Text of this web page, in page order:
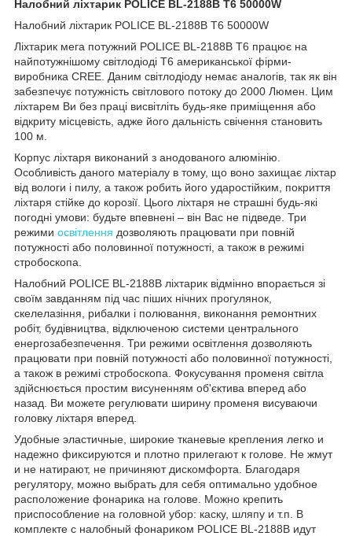
Налобний ліхтарик POLICE BL-2188B T6 50000W
Налобний ліхтарик POLICE BL-2188B T6 50000W
Ліхтарик мега потужний POLICE BL-2188B T6 працює на
найпотужнішому світлодіоді T6 американської фірми-
виробника CREE. Даним світлодіоду немає аналогів, так як він
забезпечує потужність світлового потоку до 2000 Люмен. Цим
ліхтарем Ви без праці висвітліть будь-яке приміщення або
відкриту місцевість, адже його дальність свічення становить
100 м.
Корпус ліхтаря виконаний з анодованого алюмінію.
Особливість даного матеріалу в тому, що воно захищає ліхтар
від вологи і пилу, а також робить його ударостійким, покриття
ліхтаря стійке до корозії. Цього ліхтаря не страшні будь-які
погодні умови: будьте впевнені – він Вас не підведе. Три
режими освітлення дозволяють працювати при повній
потужності або половинної потужності, а також в режимі
стробоскопа.
Налобний POLICE BL-2188B ліхтарик відмінно впорається зі
своїм завданням під час піших нічних прогулянок,
скелелазіння, рибалки і полювання, виконання ремонтних
робіт, будівництва, відключеною системи центрального
енергозабезпечення. Три режими освітлення дозволяють
працювати при повній потужності або половинної потужності,
а також в режимі стробоскопа. Фокусування променя світла
здійснюється простим висуненням об'єктива вперед або
назад. Ви можете регулювати ширину променя висуваючи
головку ліхтаря вперед.
Удобные эластичные, широкие тканевые крепления легко и
надежно фиксируются и плотно прилегают к голове. Не жмут
и не натирают, не причиняют дискомфорта. Благодаря
регулятору, можно выбрать для себя оптимально удобное
расположение фонарика на голове. Можно крепить
приспособление на головной убор: каску, шляпу и т.п. В
комплекте с налобный фонариком POLICE BL-2188B идут